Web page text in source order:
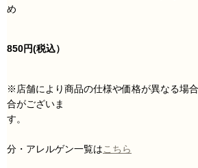
め
850円(税
※店舗により商品の仕様や価格が異なる場
合がございま
す
※栄
分・アレルゲン一覧はこちら